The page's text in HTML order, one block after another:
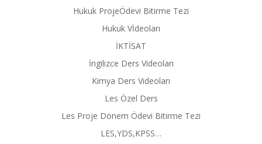
Hukuk ProjeÖdevi Bitirme Tezi
Hukuk Vİdeoları
İKTİSAT
İngilizce Ders Videoları
Kimya Ders Videoları
Les Özel Ders
Les Proje Dönem Ödevi Bitirme Tezi
LES,YDS,KPSS…